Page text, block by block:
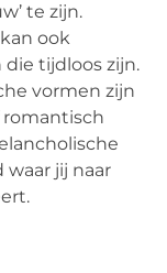
te zijn.
ook
tijdloos zijn.
vormen zijn
romantisch
jij naar